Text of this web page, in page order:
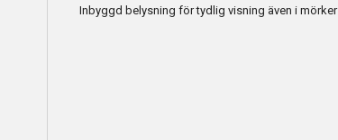
Inbyggd belysning för tydlig visning även i mörker